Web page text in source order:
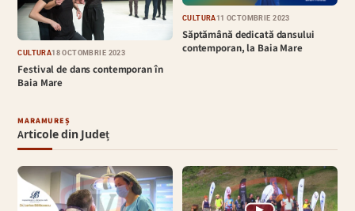
CULTURĂ18 OCTOMBRIE 2023
Festival de dans contemporan în
Baia Mare
CULTURĂ11 OCTOMBRIE 2023
Săptămână dedicată dansului
contemporan, la Baia Mare
MARAMUREȘ
Articole din Județ